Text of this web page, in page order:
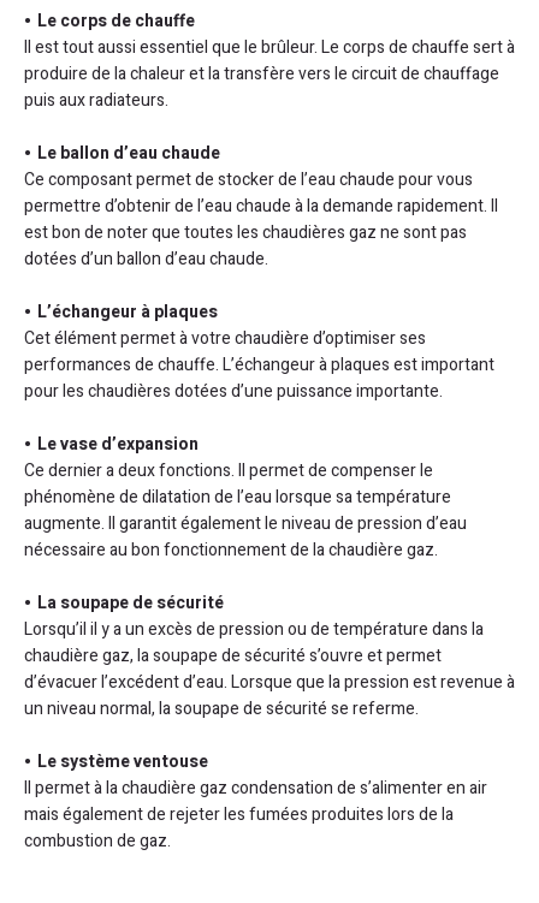
Le corps de chauffe
Il est tout aussi essentiel que le brûleur. Le corps de chauffe sert à
produire de la chaleur et la transfère vers le circuit de chauffage
puis aux radiateurs.
Le ballon d’eau chaude
Ce composant permet de stocker de l’eau chaude pour vous
permettre d’obtenir de l’eau chaude à la demande rapidement. Il
est bon de noter que toutes les chaudières gaz ne sont pas
dotées d’un ballon d’eau chaude.
L’échangeur à plaques
Cet élément permet à votre chaudière d’optimiser ses
performances de chauffe. L’échangeur à plaques est important
pour les chaudières dotées d’une puissance importante.
Le vase d’expansion
Ce dernier a deux fonctions. Il permet de compenser le
phénomène de dilatation de l’eau lorsque sa température
augmente. Il garantit également le niveau de pression d’eau
nécessaire au bon fonctionnement de la chaudière gaz.
La soupape de sécurité
Lorsqu’il il y a un excès de pression ou de température dans la
chaudière gaz, la soupape de sécurité s’ouvre et permet
d’évacuer l’excédent d’eau. Lorsque que la pression est revenue à
un niveau normal, la soupape de sécurité se referme.
Le système ventouse
Il permet à la chaudière gaz condensation de s’alimenter en air
mais également de rejeter les fumées produites lors de la
combustion de gaz.